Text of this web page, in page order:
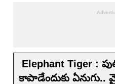
Elephant Tiger :
కాపాడేందుకు